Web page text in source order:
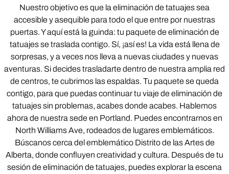
Nuestro objetivo es que la eliminación de tatuajes sea
accesible y asequible para todo el que entre por nuestras
puertas. Y aquí está la guinda: tu paquete de eliminación de
tatuajes se traslada contigo. Sí, ¡así es! La vida está llena de
sorpresas, y a veces nos lleva a nuevas ciudades y nuevas
aventuras. Si decides trasladarte dentro de nuestra amplia red
de centros, te cubrimos las espaldas. Tu paquete se queda
contigo, para que puedas continuar tu viaje de eliminación de
tatuajes sin problemas, acabes donde acabes. Hablemos
ahora de nuestra sede en Portland. Puedes encontrarnos en
North Williams Ave, rodeados de lugares emblemáticos.
Búscanos cerca del emblemático Distrito de las Artes de
Alberta, donde confluyen creatividad y cultura. Después de tu
sesión de eliminación de tatuajes, puedes explorar la escena